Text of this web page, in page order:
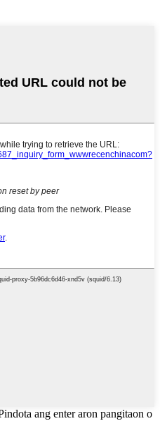
ang enter aron pangitaon o